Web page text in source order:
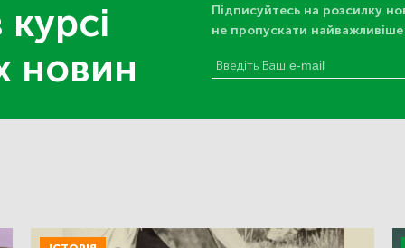
новин
Підписуйтесь на розсилку
не пропускати найважливіше